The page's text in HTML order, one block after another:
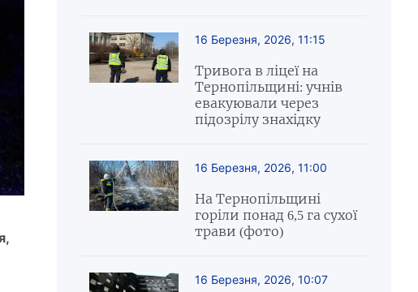
16 Березня, 2026, 11:15
Тривога в ліцеї на
Тернопільщині: учнів
евакуювали через
підозрілу знахідку
16 Березня, 2026, 11:00
На Тернопільщині
горіли понад 6,5 га сухої
трави (фото)
16 Березня, 2026, 10:07